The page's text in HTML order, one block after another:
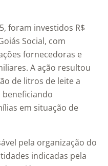
foram investidos R$
Social, com
fornecedoras e
A ação resultou
de litros de leite a
beneficiando
em situação de
pela organização do
indicadas pela